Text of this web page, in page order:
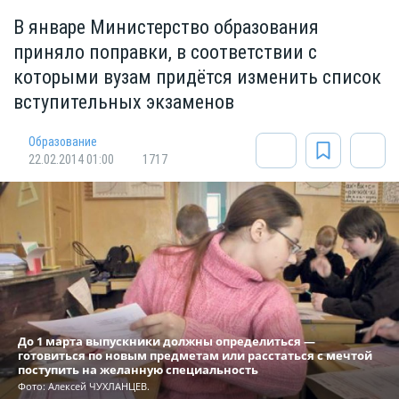
В январе Министерство образования
приняло поправки, в соответствии с
которыми вузам придётся изменить список
вступительных экзаменов
Oбразование
22.02.2014 01:00
1717
До 1 марта выпускники должны определиться —
готовиться по новым предметам или расстаться с мечтой
поступить на желанную специальность
Фото: Алексей ЧУХЛАНЦЕВ.